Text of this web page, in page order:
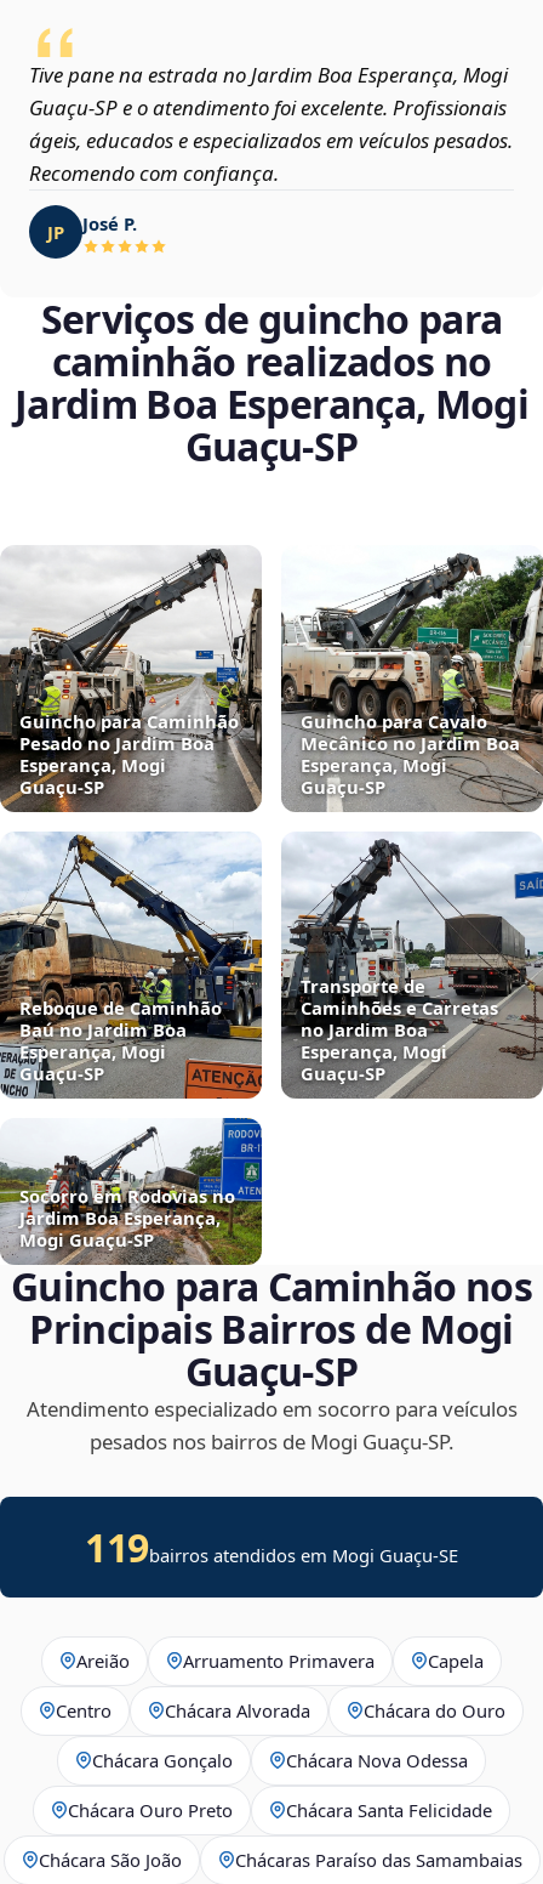
Tive pane na estrada no Jardim Boa Esperança, Mogi
Guaçu‑SP e o atendimento foi excelente. Profissionais
ágeis, educados e especializados em veículos pesados.
Recomendo com confiança.
JP José P.
Serviços de guincho para
caminhão realizados no
Jardim Boa Esperança, Mogi
Guaçu‑SP
Guincho para Caminhão
Pesado no Jardim Boa
Esperança, Mogi
Guaçu‑SP
Guincho para Cavalo
Mecânico no Jardim Boa
Esperança, Mogi
Guaçu‑SP
Reboque de Caminhão
Baú no Jardim Boa
Esperança, Mogi
Guaçu‑SP
Transporte de
Caminhões e Carretas
no Jardim Boa
Esperança, Mogi
Guaçu‑SP
Socorro em Rodovias no
Jardim Boa Esperança,
Mogi Guaçu‑SP
Guincho para Caminhão nos
Principais Bairros de Mogi
Guaçu‑SP
Atendimento especializado em socorro para veículos
pesados nos bairros de Mogi Guaçu‑SP.
119bairros atendidos em Mogi Guaçu-SE
Areião Arruamento Primavera Capela
Centro Chácara Alvorada Chácara do Ouro
Chácara Gonçalo Chácara Nova Odessa
Chácara Ouro Preto Chácara Santa Felicidade
Chácara São João Chácaras Paraíso das Samambaias